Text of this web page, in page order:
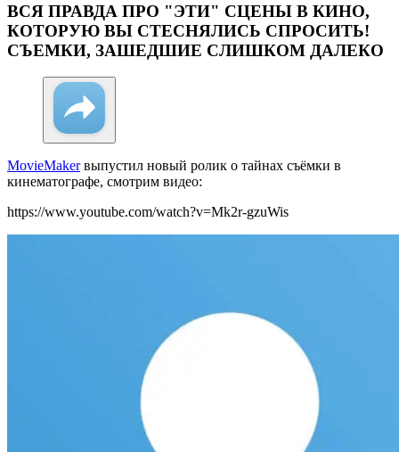
ВСЯ ПРАВДА ПРО "ЭТИ" СЦЕНЫ В КИНО,
КОТОРУЮ ВЫ СТЕСНЯЛИСЬ СПРОСИТЬ!
СЪЕМКИ, ЗАШЕДШИЕ СЛИШКОМ ДАЛЕКО
MovieMakerвыпустил новый ролик о тайнах съёмки в
кинематографе, смотрим видео:
https://www.youtube.com/watch?v=Mk2r-gzuWis